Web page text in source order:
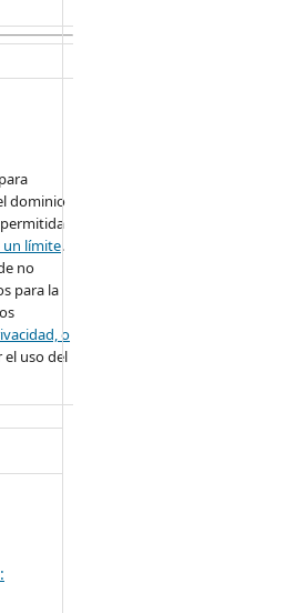
dominio
un límite.
no
para la
o
uso del